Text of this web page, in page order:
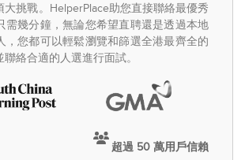
大挑戰。HelperPlace助您直接聯絡最優秀
需幾分鐘，無論您希望直聘還是透過本地
，您都可以輕鬆瀏覽和篩選全港最齊全的
絡合適的人選進行面試。
超過 50 萬用戶信賴